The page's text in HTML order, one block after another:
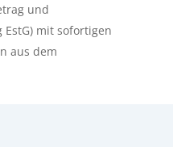
und
EstG) mit sofortigen
aus dem